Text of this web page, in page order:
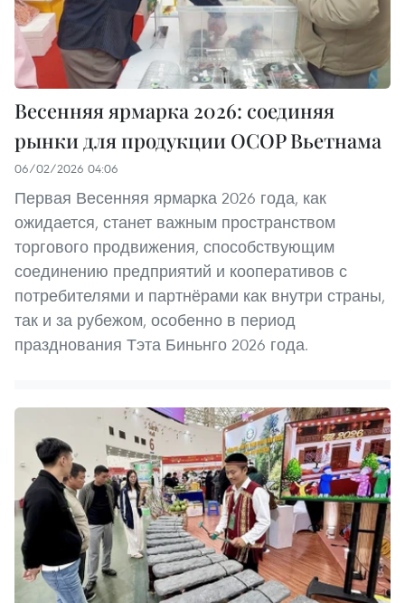
Весенняя ярмарка 2026: соединяя
рынки для продукции OCOP Вьетнама
06/02/2026 04:06
Первая Весенняя ярмарка 2026 года, как
ожидается, станет важным пространством
торгового продвижения, способствующим
соединению предприятий и кооперативов с
потребителями и партнёрами как внутри страны,
так и за рубежом, особенно в период
празднования Тэта Биньнго 2026 года.